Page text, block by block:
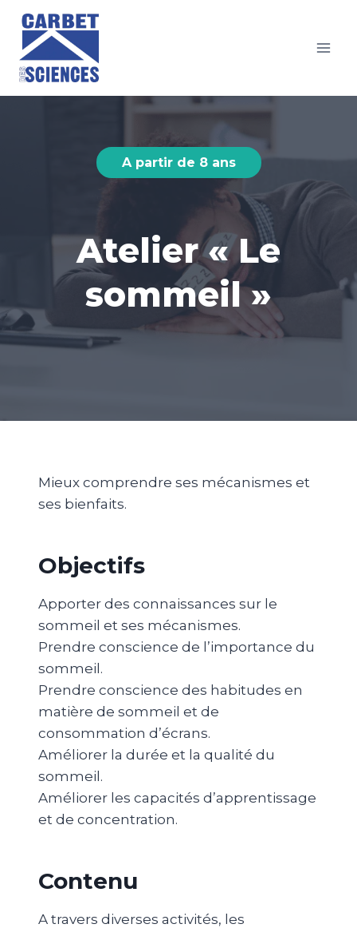
Aller
contenu
A partir de 8 ans
Atelier « Le
sommeil »
Mieux comprendre ses mécanismes et
ses bienfaits.
Objectifs
Apporter des connaissances sur le
sommeil et ses mécanismes.
Prendre conscience de l’importance du
sommeil.
Prendre conscience des habitudes en
matière de sommeil et de
consommation d’écrans.
Améliorer la durée et la qualité du
sommeil.
Améliorer les capacités d’apprentissage
et de concentration.
Contenu
A travers diverses activités, les